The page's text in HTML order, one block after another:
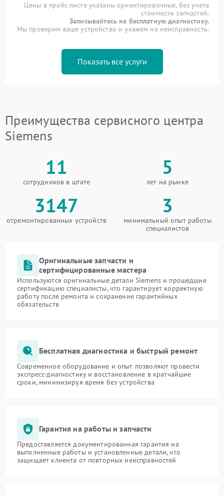
Цены в прайс-листе указаны ориентировочные, без учета
стоимости запчастей.
Записывайтесь на бесплатную диагностику.
Мы проверим ваше устройство и укажем на неисправность.
Показать все услуги
Преимущества сервисного центра
Siemens
11
сотрудников в штате
5
лет на рынке
3147
отремонтированных устройств
3
минимальный опыт работы
специалистов
Оригинальные запчасти и
сертифицированные мастера
Используются оригинальные детали Siemens и прошедшие
сертификацию специалисты, что гарантирует корректную
работу после ремонта и сохранение гарантийных
обязательств
Бесплатная диагностика и быстрый ремонт
Современное оборудование и опыт позволяют провести
экспресс-диагностику и восстановление в кратчайшие
сроки, минимизируя время без устройства
Гарантия на работы и запчасти
Предоставляется документированная гарантия на
выполненные работы и установленные детали, что
защищает клиента от повторных неисправностей